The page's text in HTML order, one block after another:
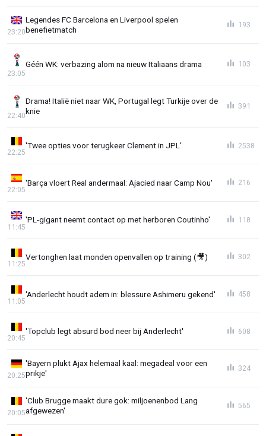
Legendes FC Barcelona en Liverpool spelen
benefietmatch
23:20
193
Géén WK: verbazing alom na nieuw Italiaans drama
23:05
103
Drama! Italië niet naar WK, Portugal legt Turkije over de
knie
22:40
391
'Twee opties voor terugkeer Clement in JPL'
22:25
2538
'Barça vloert Real andermaal: Ajacied naar Camp Nou'
22:05
216
'PL-gigant neemt contact op met herboren Coutinho'
11:45
118
Vertonghen laat monden openvallen op training (🎥)
11:25
302
'Anderlecht houdt adem in: blessure Ashimeru gekend'
11:05
458
'Topclub legt absurd bod neer bij Anderlecht'
20:45
608
'Bayern plukt Ajax helemaal kaal: megadeal voor een
prikje'
20:25
324
'Club Brugge maakt dure gok: miljoenenbod Lang
afgewezen'
20:05
565